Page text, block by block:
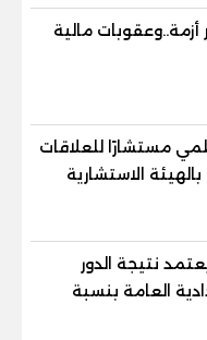
أزمة..وعقوبات مالية
مستشارًا للعلاقات
الاستشارية
جمينت يوإن»
نتيجة الدور
العامة بنسبة